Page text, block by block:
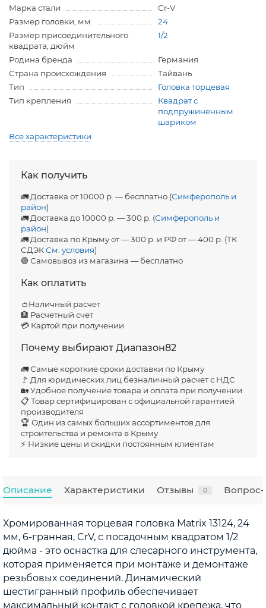
Марка стали
Cr-V
Размер головки, мм
24
Размер присоединительного
квадрата, дюйм
1/2
Родина бренда
Германия
Страна происхождения
Тайвань
Тип
Головка торцевая
Тип крепления
Квадрат с
подпружиненным
шариком
Все характеристики
Как получить
🚛 Доставка от 10000 р. — бесплатно (Симферополь и
район)
🚛 Доставка до 10000 р. — 300 р. (Симферополь и
район)
🚛 Доставка по Крыму от — 300 р. и РФ от — 400 р. (ТК
СДЭКСм. условия)
🟢 Самовывоз из магазина — бесплатно
Как оплатить
👛Наличный расчет
🏦 Расчетный счет
💳 Картой при получении
Почему выбирают Диапазон82
🚛 Самые короткие сроки доставки по Крыму
🚩 Для юридических лиц безналичный расчет с НДС
🏡 Удобное получение товара и оплата при получении
📋 Товар сертифицирован с официальной гарантией
производителя
🏆 Один из самых больших ассортиментов для
строительства и ремонта в Крыму
⚡ Низкие цены и скидки постоянным клиентам
Описание Характеристики Отзывы 0 Вопрос-
Хромированная торцевая головка Matrix 13124, 24
мм, 6-гранная, CrV, с посадочным квадратом 1/2
дюйма - это оснастка для слесарного инструмента,
которая применяется при монтаже и демонтаже
резьбовых соединений. Динамический
шестигранный профиль обеспечивает
максимальный контакт с головкой крепежа, что